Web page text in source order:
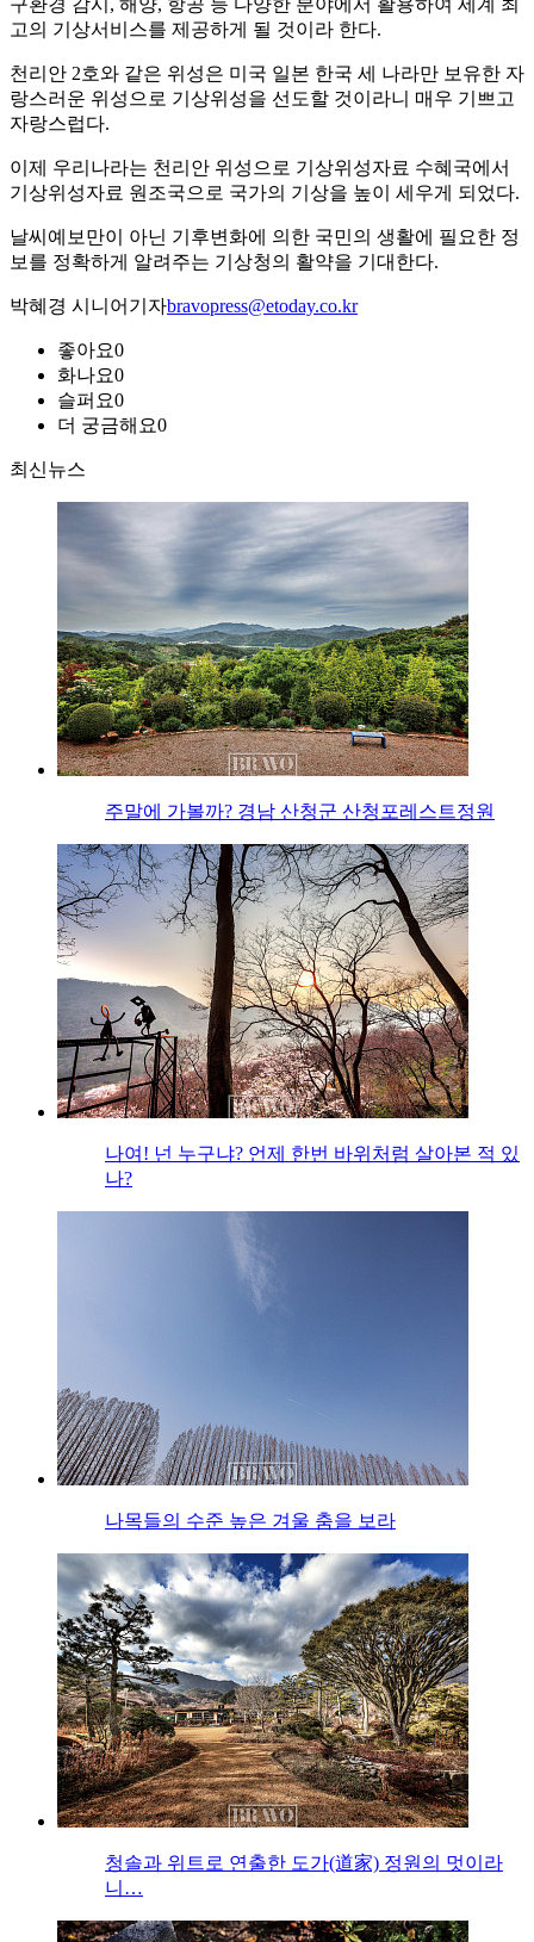
구환경 감시, 해양, 항공 등 다양한 분야에서 활용하여 세계 최
고의 기상서비스를 제공하게 될 것이라 한다.
천리안 2호와 같은 위성은 미국 일본 한국 세 나라만 보유한 자
랑스러운 위성으로 기상위성을 선도할 것이라니 매우 기쁘고
자랑스럽다.
이제 우리나라는 천리안 위성으로 기상위성자료 수혜국에서
기상위성자료 원조국으로 국가의 기상을 높이 세우게 되었다.
날씨예보만이 아닌 기후변화에 의한 국민의 생활에 필요한 정
보를 정확하게 알려주는 기상청의 활약을 기대한다.
박혜경 시니어기자bravopress@etoday.co.kr
좋아요0
화나요0
슬퍼요0
더 궁금해요0
최신뉴스
주말에 가볼까? 경남 산청군 산청포레스트정원
나여! 넌 누구냐? 언제 한번 바위처럼 살아본 적 있
나?
나목들의 수준 높은 겨울 춤을 보라
청솔과 위트로 연출한 도가(道家) 정원의 멋이라
니…